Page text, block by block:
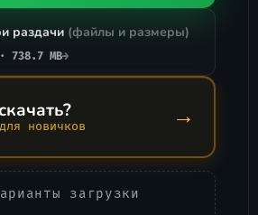
раздачи (файлы и размеры)
738.7 MB→
новичков →
загрузки